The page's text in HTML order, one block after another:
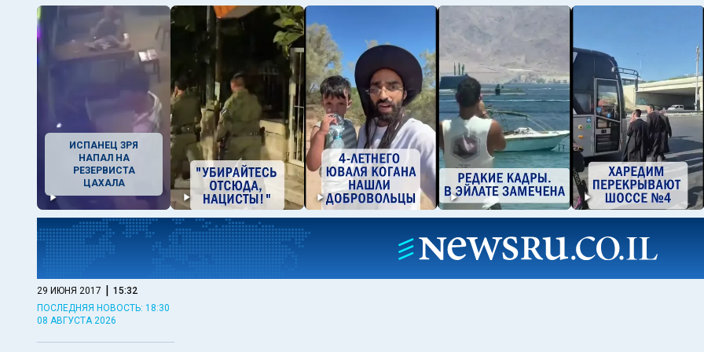
ИСПАНЕЦ ЗРЯ
НАПАЛ НА
РЕЗЕРВИСТА
ЦАХАЛА
29 ИЮНЯ 2017 | 15:32
ПОСЛЕДНЯЯ НОВОСТЬ: 18:30
08 АВГУСТА 2026